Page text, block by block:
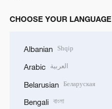
CHOOSE YOUR LANGUAGE
Albanian Shqip
Arabic العربية
Belarusian Беларуская
Bengali বাংলা